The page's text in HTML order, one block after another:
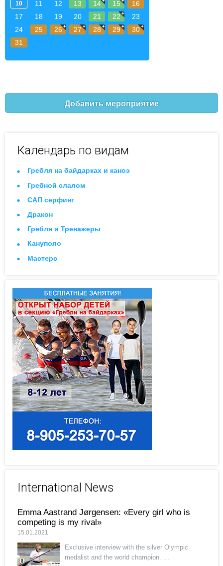
10 11 12 13 14 15
16
17
18 19 20 21 22
23
24
25 26 27 28 29
30
31
Добавить мероприятие
Календарь по видам
Гребля на байдарках и каноэ
Гребной слалом
САП серфинг
Дракон
Гребля и Тренажеры
Кануполо
Мастерс
International News
Emma Aastrand Jørgensen: «Every girl who is
competing is my rival»
15.01.2021
Exclusive interview with the silver Olympic
medalist and the world champion. ...